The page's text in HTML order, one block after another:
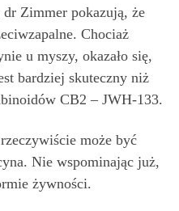
Zimmer pokazują, że
Chociaż
u myszy, okazało się,
bardziej skuteczny niż
CB2 – JWH-133.
może być
Nie wspominając już,
żywności.